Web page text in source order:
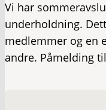
Vi har
underholdning.
medlemmer og en
andre. Påmelding